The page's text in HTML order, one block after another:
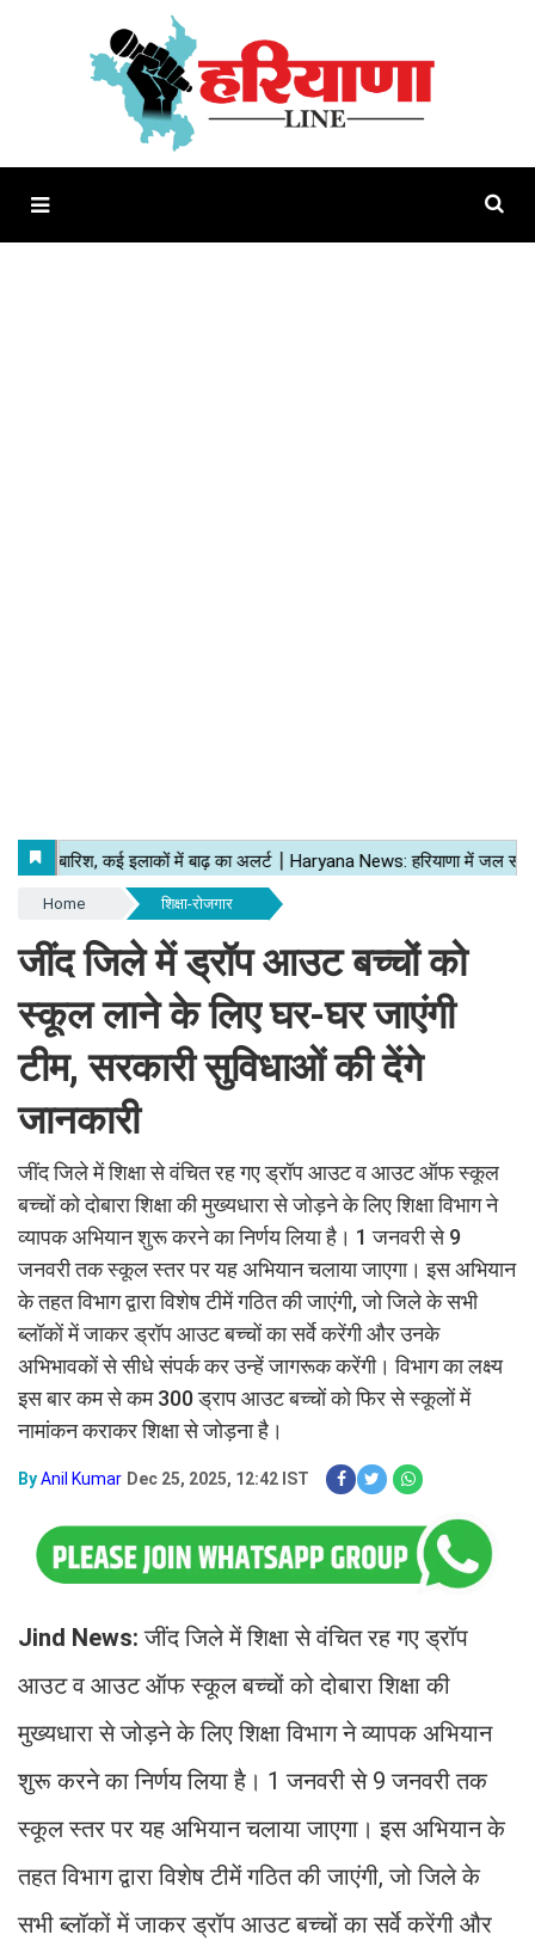
Home शिक्षा-रोजगार
जींद जिले में ड्रॉप आउट बच्चों को
स्कूल लाने के लिए घर-घर जाएंगी
टीम, सरकारी सुविधाओं की देंगे
जानकारी
जींद जिले में शिक्षा से वंचित रह गए ड्रॉप आउट व आउट ऑफ स्कूल
बच्चों को दोबारा शिक्षा की मुख्यधारा से जोड़ने के लिए शिक्षा विभाग ने
व्यापक अभियान शुरू करने का निर्णय लिया है। 1 जनवरी से 9
जनवरी तक स्कूल स्तर पर यह अभियान चलाया जाएगा। इस अभियान
के तहत विभाग द्वारा विशेष टीमें गठित की जाएंगी, जो जिले के सभी
ब्लॉकों में जाकर ड्रॉप आउट बच्चों का सर्वे करेंगी और उनके
अभिभावकों से सीधे संपर्क कर उन्हें जागरूक करेंगी। विभाग का लक्ष्य
इस बार कम से कम 300 ड्राप आउट बच्चों को फिर से स्कूलों में
नामांकन कराकर शिक्षा से जोड़ना है।
ByAnil Kumar Dec 25, 2025, 12:42 IST
Jind News:जींद जिले में शिक्षा से वंचित रह गए ड्रॉप
आउट व आउट ऑफ स्कूल बच्चों को दोबारा शिक्षा की
मुख्यधारा से जोड़ने के लिए शिक्षा विभाग ने व्यापक अभियान
शुरू करने का निर्णय लिया है। 1 जनवरी से 9 जनवरी तक
स्कूल स्तर पर यह अभियान चलाया जाएगा। इस अभियान के
तहत विभाग द्वारा विशेष टीमें गठित की जाएंगी, जो जिले के
सभी ब्लॉकों में जाकर ड्रॉप आउट बच्चों का सर्वे करेंगी और